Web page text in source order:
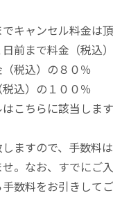
キャンセル料金は頂
前まで料金（税込
税込）の８０％
込）の１００％
こちらに該当します
ますので、手数料
。なお、すでにご
数料をお引きしてご